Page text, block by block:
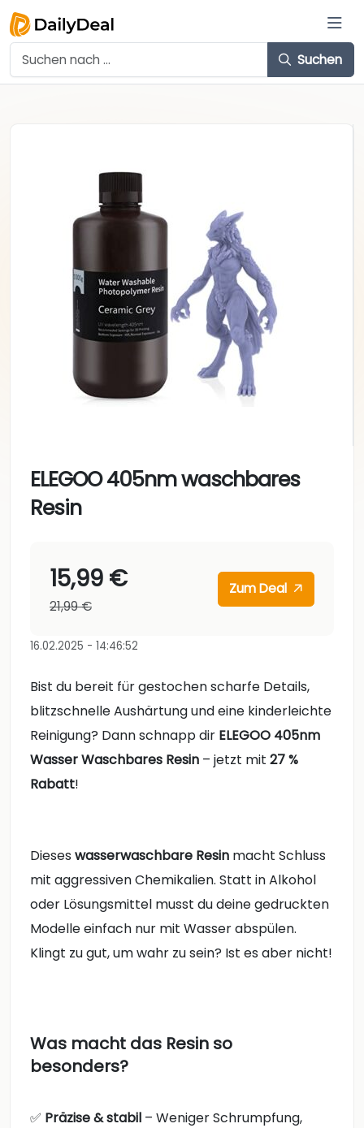
Suchen
ELEGOO 405nm waschbares
Resin
15,99 €
21,99 €
Zum Deal
16.02.2025 - 14:46:52
Bist du bereit für gestochen scharfe Details,
blitzschnelle Aushärtung und eine kinderleichte
Reinigung? Dann schnapp dir ELEGOO 405nm
Wasser Waschbares Resin – jetzt mit 27 %
Rabatt!
Dieses wasserwaschbare Resin macht Schluss
mit aggressiven Chemikalien. Statt in Alkohol
oder Lösungsmittel musst du deine gedruckten
Modelle einfach nur mit Wasser abspülen.
Klingt zu gut, um wahr zu sein? Ist es aber nicht!
Was macht das Resin so
besonders?
✅ Präzise & stabil – Weniger Schrumpfung,